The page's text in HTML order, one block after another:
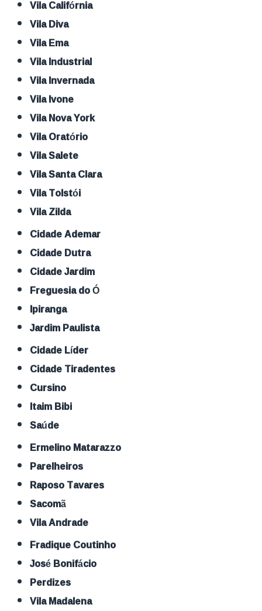
Vila Califórnia
Vila Diva
Vila Ema
Vila Industrial
Vila Invernada
Vila Ivone
Vila Nova York
Vila Oratório
Vila Salete
Vila Santa Clara
Vila Tolstói
Vila Zilda
Cidade Ademar
Cidade Dutra
Cidade Jardim
Freguesia do Ó
Ipiranga
Jardim Paulista
Cidade Líder
Cidade Tiradentes
Cursino
Itaim Bibi
Saúde
Ermelino Matarazzo
Parelheiros
Raposo Tavares
Sacomã
Vila Andrade
Fradique Coutinho
José Bonifácio
Perdizes
Vila Madalena